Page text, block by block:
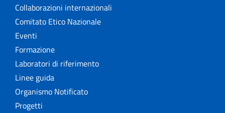
Collaborazioni internazionali
Comitato Etico Nazionale
Eventi
Formazione
Laboratori di riferimento
Linee guida
Organismo Notificato
Progetti